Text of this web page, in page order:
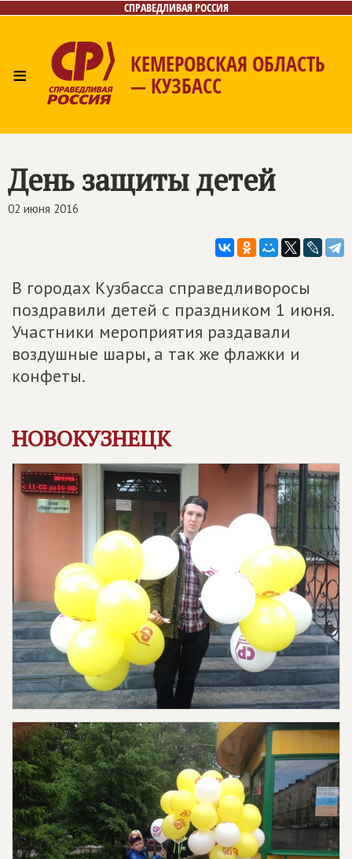
СПРАВЕДЛИВАЯ РОССИЯ
≡ КЕМЕРОВСКАЯ ОБЛАСТЬ
— КУЗБАСС
Контакты
День защиты детей
02 июня 2016
В городах Кузбасса справедливоросы
поздравили детей с праздником 1 июня.
Участники мероприятия раздавали
воздушные шары, а так же флажки и
конфеты.
НОВОКУЗНЕЦК